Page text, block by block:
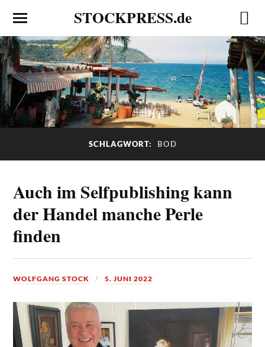
STOCKPRESS.de
SCHLAGWORT: BOD
Auch im Selfpublishing kann
der Handel manche Perle
finden
WOLFGANG STOCK 5. JUNI 2022